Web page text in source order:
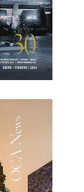
Febrero / 2024